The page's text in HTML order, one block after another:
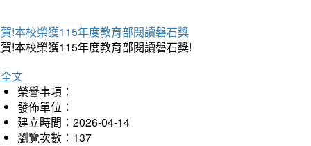
!本校榮獲115年度教育部閱讀磐石獎
!本校榮獲115年度教育部閱讀磐石獎!
文
榮譽事項：
發佈單位：
建立時間：2026-04-14
瀏覽次數：137